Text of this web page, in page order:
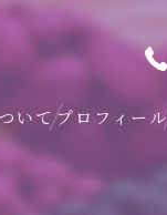
いてプロフィー